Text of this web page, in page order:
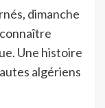
dimanche
Une histoire
algériens